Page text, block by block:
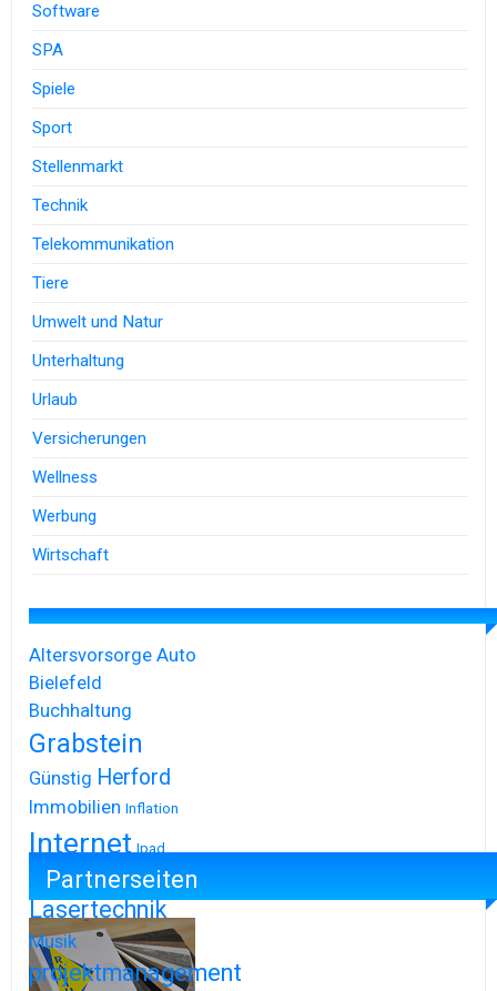
Software
SPA
Spiele
Sport
Stellenmarkt
Technik
Telekommunikation
Tiere
Umwelt und Natur
Unterhaltung
Urlaub
Versicherungen
Wellness
Werbung
Wirtschaft
Altersvorsorge Auto
Bielefeld
Buchhaltung
Grabstein
Günstig Herford
Immobilien Inflation
Internet Ipad
Iphone
Lasertechnik
Musik
projektmanagement
Partnerseiten